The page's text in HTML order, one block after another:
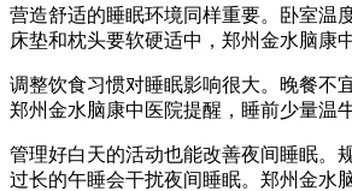
营造舒适的睡眠环境同样重要。卧室温
床垫和枕头要软硬适中，郑州金水脑康
调整饮食习惯对睡眠影响很大。晚餐不
郑州金水脑康中医院提醒，睡前少量温
管理好白天的活动也能改善夜间睡眠。
过长的午睡会干扰夜间睡眠。郑州金水